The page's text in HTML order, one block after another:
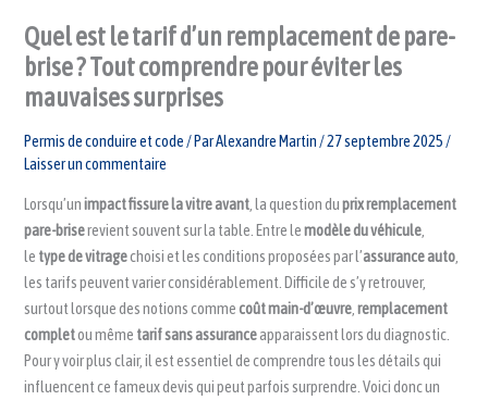
Quel est le tarif d’un remplacement de pare-
brise ? Tout comprendre pour éviter les
mauvaises surprises
Permis de conduire et code / ParAlexandre Martin /27 septembre 2025 /
Laisser un commentaire
Lorsqu’unimpact fissure la vitre avant , la question duprix remplacement
pare-briserevient souvent sur la table. Entre lemodèle du véhicule
le type de vitragechoisi et les conditions proposées par l’assurance auto
les tarifs peuvent varier considérablement. Difficile de s’y retrouver,
surtout lorsque des notions commecoût main-d’œuvre ,remplacement
completou même tarif sans assuranceapparaissent lors du diagnostic.
Pour y voir plus clair, il est essentiel de comprendre tous les détails qui
influencent ce fameux devis qui peut parfois surprendre. Voici donc un